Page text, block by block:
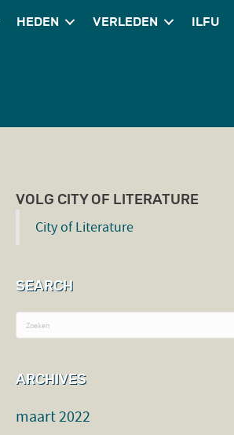
HEDEN VERLEDEN ILFU
VOLG CITY OF LITERATURE
City of Literature
SEARCH
ARCHIVES
maart 2022